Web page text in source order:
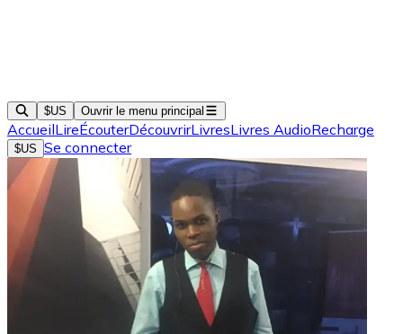
$US Ouvrir le menu principal
AccueilLireÉcouterDécouvrirLivresLivres AudioRecharge
$US Se connecter